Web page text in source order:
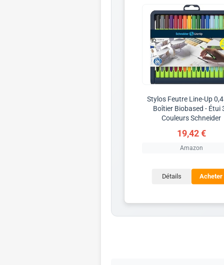
Stylos Feutre Line-Up
Boîtier Biobased - Étui
Couleurs Schneider
19,42 €
Amazon
Détails Acheter